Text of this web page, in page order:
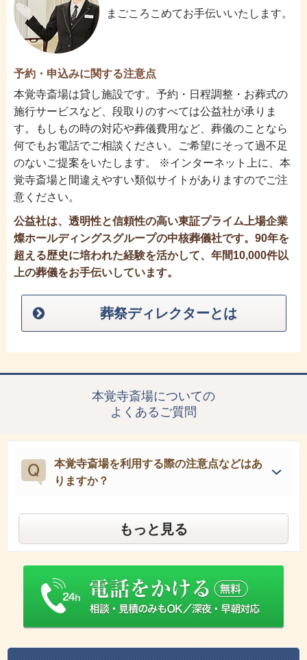
まごころこめてお手伝いいたします。
予約・申込みに関する注意点
本覚寺斎場は貸し施設です。予約・日程調整・お葬式の
施行サービスなど、段取りのすべては公益社が承りま
す。もしもの時の対応や葬儀費用など、葬儀のことなら
何でもお電話でご相談ください。ご希望にそって過不足
のないご提案をいたします。 ※インターネット上に、本
覚寺斎場と間違えやすい類似サイトがありますのでご注
意ください。
公益社は、透明性と信頼性の高い東証プライム上場企業
燦ホールディングスグループの中核葬儀社です。90年を
超える歴史に培われた経験を活かして、年間10,000件以
上の葬儀をお手伝いしています。
葬祭ディレクターとは
本覚寺斎場についての
よくあるご質問
本覚寺斎場を利用する際の注意点などはあ
りますか？
もっと見る